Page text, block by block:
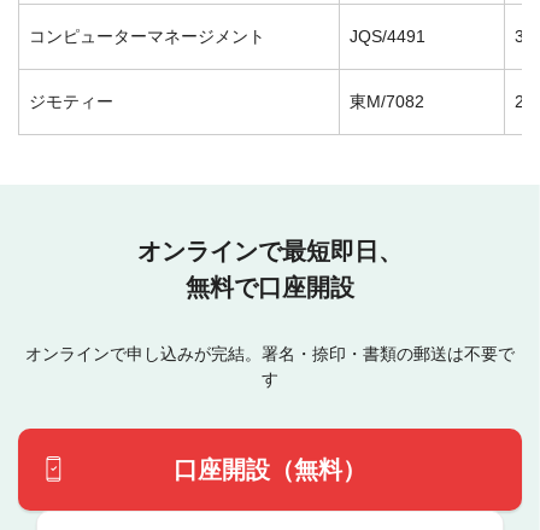
コンピューターマネージメント JQS/4491 3/
ジモティー 東M/7082 2/
オンラインで最短即日、
無料で口座開設
オンラインで申し込みが完結。署名・捺印・書類の郵送は不要で
す
口座開設（無料）